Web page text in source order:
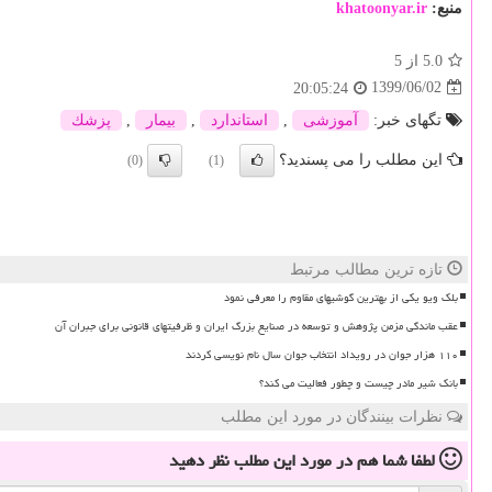
منبع: khatoonyar.ir
5.0 از 5
1399/06/02
20:05:24
تگهای خبر:
آموزشی استاندارد بیمار پزشك
این مطلب را می پسندید؟ (1)
(0)
تازه ترین مطالب مرتبط
بلک ویو یکی از بهترین گوشیهای مقاوم را معرفی نمود
عقب ماندگی مزمن پژوهش و توسعه در صنایع بزرگ ایران و ظرفیتهای قانونی برای جبران آن
۱۱۰ هزار جوان در رویداد انتخاب جوان سال نام نویسی کردند
بانک شیر مادر چیست و چطور فعالیت می کند؟
نظرات بینندگان در مورد این مطلب
لطفا شما همدر مورد این مطلبنظر دهید